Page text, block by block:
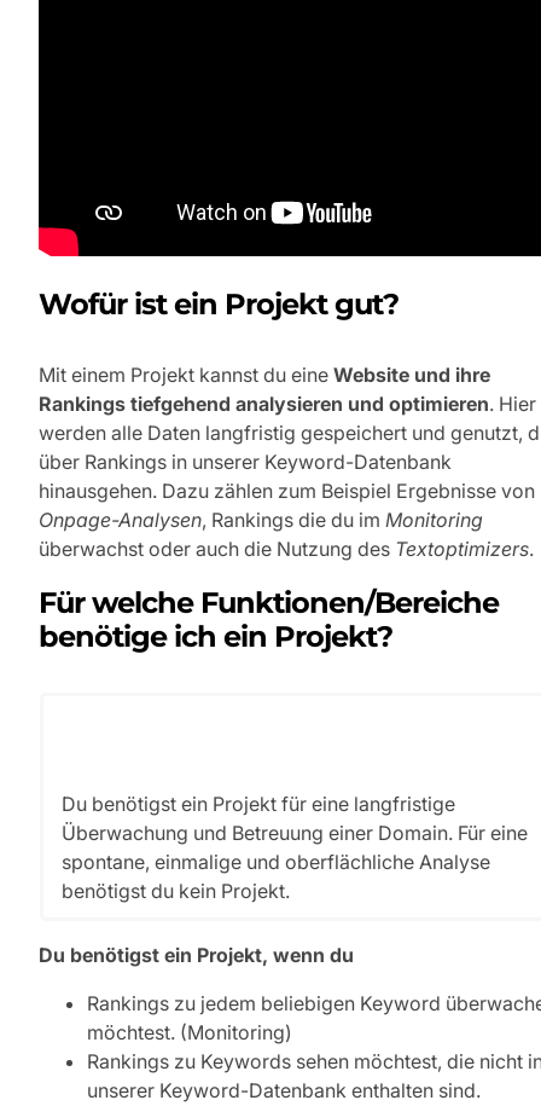
Wofür ist ein Projekt gut?
Mit einem Projekt kannst du eine Website und ihre
Rankings tiefgehend analysieren und optimieren. Hier
werden alle Daten langfristig gespeichert und genutzt,
über Rankings in unserer Keyword-Datenbank
hinausgehen. Dazu zählen zum Beispiel Ergebnisse von
Onpage-Analysen, Rankings die du im Monitoring
überwachst oder auch die Nutzung des Textoptimizers.
Für welche Funktionen/Bereiche
benötige ich ein Projekt?
Du benötigst ein Projekt für eine langfristige
Überwachung und Betreuung einer Domain. Für eine
spontane, einmalige und oberflächliche Analyse
benötigst du kein Projekt.
Du benötigst ein Projekt, wenn du
Rankings zu jedem beliebigen Keyword
möchtest. (Monitoring)
Rankings zu Keywords sehen möchtest, die nicht
unserer Keyword-Datenbank enthalten sind.